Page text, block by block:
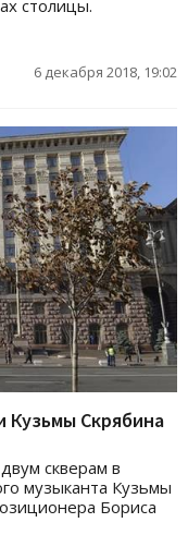
столицы.
6 декабря 2018, 19:02
Кузьмы Скрябина
скверам в
музыканта Кузьмы
Бориса